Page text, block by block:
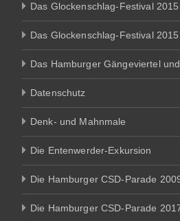
Das Glockenschlag-Festival 2015
Das Glockenschlag-Festival 2015
Das Hamburger Gängeviertel
Datenschutz
Denk- und Mahnmale
Die Entenwerder-Exkursion
Die Hamburger CSD-Parade
Die Hamburger CSD-Parade